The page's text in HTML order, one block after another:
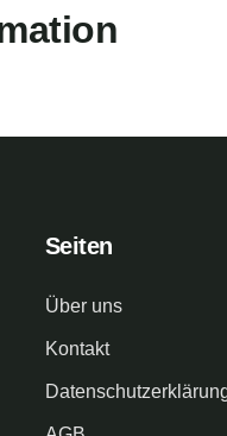
Seiten
Über uns
Kontakt